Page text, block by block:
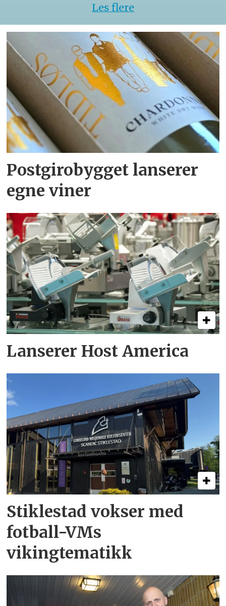
Les flere
Postgirobygget lanserer
egne viner
Lanserer Host America
Stiklestad vokser med
fotball-VMs
vikingtematikk